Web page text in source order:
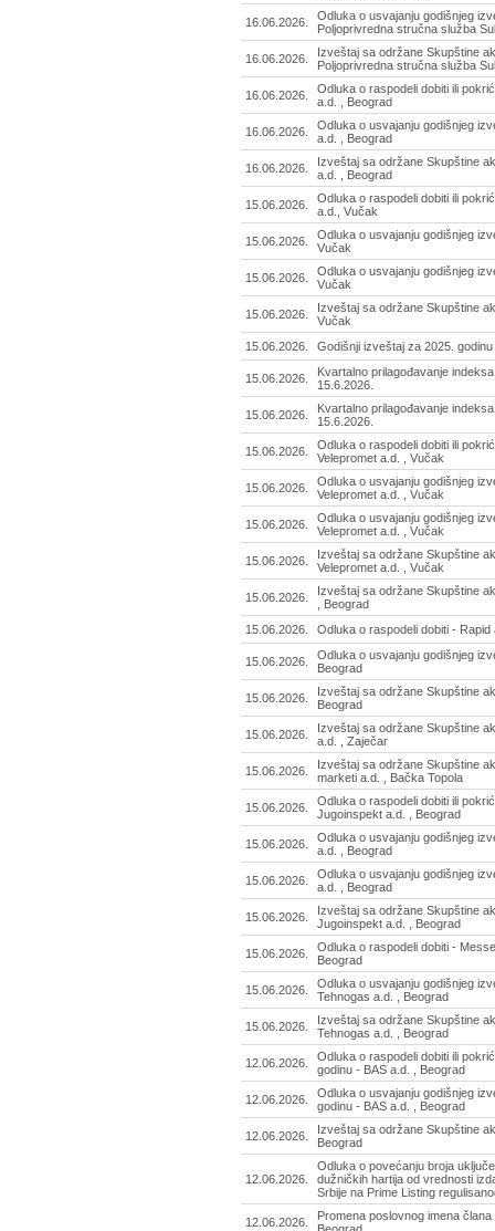
16.06.2026.
Odluka o usvajanju godišnjeg
Poljoprivredna stručna služba
16.06.2026.
Izveštaj sa održane Skupštine
Poljoprivredna stručna služba
16.06.2026.
Odluka o raspodeli dobiti ili
a.d. , Beograd
16.06.2026.
Odluka o usvajanju godišnjeg
a.d. , Beograd
16.06.2026.
Izveštaj sa održane Skupštine
a.d. , Beograd
15.06.2026.
Odluka o raspodeli dobiti ili
a.d., Vučak
15.06.2026.
Odluka o usvajanju godišnjeg
Vučak
15.06.2026.
Odluka o usvajanju godišnjeg
Vučak
15.06.2026.
Izveštaj sa održane Skupštine
Vučak
15.06.2026.
Godišnji izveštaj za 2025.
15.06.2026.
Kvartalno prilagođavanje
15.6.2026.
15.06.2026.
Kvartalno prilagođavanje
15.6.2026.
15.06.2026.
Odluka o raspodeli dobiti ili
Velepromet a.d. , Vučak
15.06.2026.
Odluka o usvajanju godišnjeg
Velepromet a.d. , Vučak
15.06.2026.
Odluka o usvajanju godišnjeg
Velepromet a.d. , Vučak
15.06.2026.
Izveštaj sa održane Skupštine
Velepromet a.d. , Vučak
15.06.2026.
Izveštaj sa održane Skupštine
, Beograd
15.06.2026.
Odluka o raspodeli dobiti - Rapid
15.06.2026.
Odluka o usvajanju godišnjeg
Beograd
15.06.2026.
Izveštaj sa održane Skupštine
Beograd
15.06.2026.
Izveštaj sa održane Skupštine
a.d. , Zaječar
15.06.2026.
Izveštaj sa održane Skupštine
marketi a.d. , Bačka Topola
15.06.2026.
Odluka o raspodeli dobiti ili
Jugoinspekt a.d. , Beograd
15.06.2026.
Odluka o usvajanju godišnjeg
a.d. , Beograd
15.06.2026.
Odluka o usvajanju godišnjeg
a.d. , Beograd
15.06.2026.
Izveštaj sa održane Skupštine
Jugoinspekt a.d. , Beograd
15.06.2026.
Odluka o raspodeli dobiti -
Beograd
15.06.2026.
Odluka o usvajanju godišnjeg
Tehnogas a.d. , Beograd
15.06.2026.
Izveštaj sa održane Skupštine
Tehnogas a.d. , Beograd
12.06.2026.
Odluka o raspodeli dobiti ili
godinu - BAS a.d. , Beograd
12.06.2026.
Odluka o usvajanju godišnjeg
godinu - BAS a.d. , Beograd
12.06.2026.
Izveštaj sa održane Skupštine
Beograd
12.06.2026.
Odluka o povećanju broja
dužničkih hartija od vrednosti
Srbije na Prime Listing
12.06.2026.
Promena poslovnog imena